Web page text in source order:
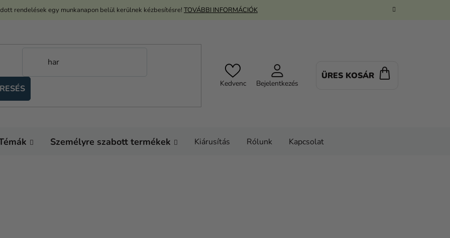
rendelések egy munkanapon belül kerülnek kézbesítésre! TOVÁBBI INFORMÁCIÓK
Kedvenc Bejelentkezés
ÜRES KOSÁR
Személyre szabott termékek Kiárusítás Rólunk Kapcsolat